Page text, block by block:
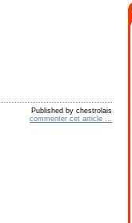
Published by chestrolais
commenter cet article